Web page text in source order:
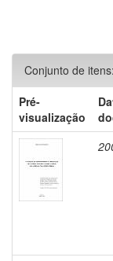
Conjunto de itens:
Pré-
visualização